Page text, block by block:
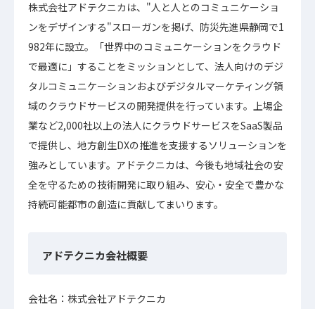
株式会社アドテクニカは、"人と人とのコミュニケーショ
ンをデザインする"スローガンを掲げ、防災先進県静岡で1
982年に設立。「世界中のコミュニケーションをクラウド
で最適に」することをミッションとして、法人向けのデジ
タルコミュニケーションおよびデジタルマーケティング領
域のクラウドサービスの開発提供を行っています。上場企
業など2,000社以上の法人にクラウドサービスをSaaS製品
で提供し、地方創生DXの推進を支援するソリューションを
強みとしています。アドテクニカは、今後も地域社会の安
全を守るための技術開発に取り組み、安心・安全で豊かな
持続可能都市の創造に貢献してまいります。
アドテクニカ会社概要
会社名：株式会社アドテクニカ